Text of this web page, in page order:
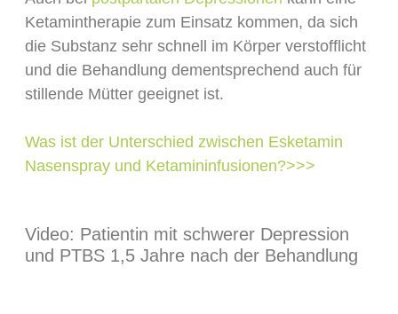
Ketamintherapie zum Einsatz kommen, da sich
die Substanz sehr schnell im Körper verstofflicht
und die Behandlung dementsprechend auch für
stillende Mütter geeignet ist.
Was ist der Unterschied zwischen Esketamin
Nasenspray und Ketamininfusionen?>>>
Video: Patientin mit schwerer Depression
und PTBS 1,5 Jahre nach der Behandlung